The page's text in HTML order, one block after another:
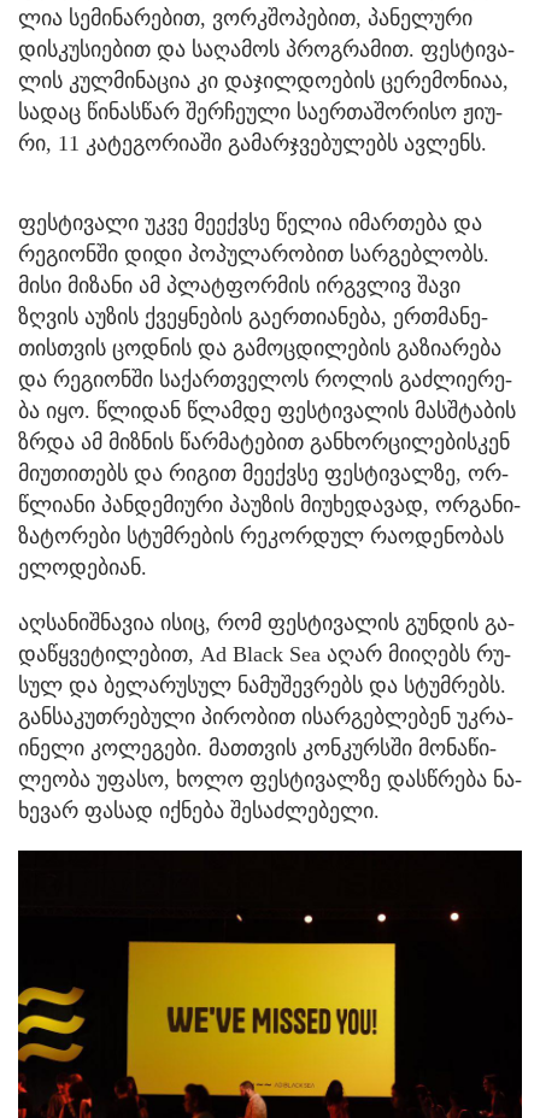
ლია სე­მი­ნა­რე­ბით, ვორკშო­პე­ბით, პა­ნე­ლუ­რი
დის­კუ­სი­ე­ბით და სა­ღა­მოს პროგ­რა­მით. ფეს­ტი­ვა­
ლის კულ­მი­ნა­ცია კი და­ჯილ­დო­ე­ბის ცე­რე­მო­ნი­აა,
სა­დაც წი­ნას­წარ შერ­ჩე­უ­ლი სა­ერ­თა­შო­რი­სო ჟი­უ­
რი, 11 კა­ტე­გო­რი­ა­ში გა­მარ­ჯვე­ბუ­ლებს ავ­ლენს.
ფეს­ტი­ვა­ლი უკვე მე­ექ­ვსე წე­ლია იმარ­თე­ბა და
რე­გი­ონ­ში დიდი პო­პუ­ლა­რო­ბით სარ­გებ­ლობს.
მისი მი­ზა­ნი ამ პლატ­ფორ­მის ირ­გვლივ შავი
ზღვის აუ­ზის ქვეყ­ნე­ბის გა­ერ­თი­ა­ნე­ბა, ერ­თმა­ნე­
თის­თვის ცოდ­ნის და გა­მოც­დი­ლე­ბის გა­ზი­ა­რე­ბა
და რე­გი­ონ­ში სა­ქარ­თვე­ლოს რო­ლის გაძ­ლი­ე­რე­
ბა იყო. წლი­დან წლამ­დე ფეს­ტი­ვა­ლის მას­შტა­ბის
ზრდა ამ მიზ­ნის წარ­მა­ტე­ბით გან­ხორ­ცი­ლე­ბის­კენ
მი­უ­თი­თებს და რი­გით მე­ექ­ვსე ფეს­ტი­ვალ­ზე, ორ­
წლი­ა­ნი პან­დე­მი­უ­რი პა­უ­ზის მი­უ­ხე­და­ვად, ორ­გა­ნი­
ზა­ტო­რე­ბი სტუმ­რე­ბის რე­კორ­დულ რა­ო­დე­ნო­ბას
ელო­დე­ბი­ან.
აღ­სა­ნიშ­ნა­ვია ისიც, რომ ფეს­ტი­ვა­ლის გუნ­დის გა­
და­წყვე­ტი­ლე­ბით, Ad Black Sea აღარ მი­ი­ღებს რუ­
სულ და ბე­ლა­რუ­სულ ნა­მუ­შევ­რებს და სტუმ­რებს.
გან­სა­კუთ­რე­ბუ­ლი პი­რო­ბით ისარ­გებ­ლე­ბენ უკ­რა­
ი­ნე­ლი კო­ლე­გე­ბი. მათ­თვის კონ­კურ­სში მო­ნა­წი­
ლე­ო­ბა უფა­სო, ხოლო ფეს­ტი­ვალ­ზე დას­წრე­ბა ნა­
ხე­ვარ ფა­სად იქ­ნე­ბა შე­საძ­ლე­ბე­ლი.